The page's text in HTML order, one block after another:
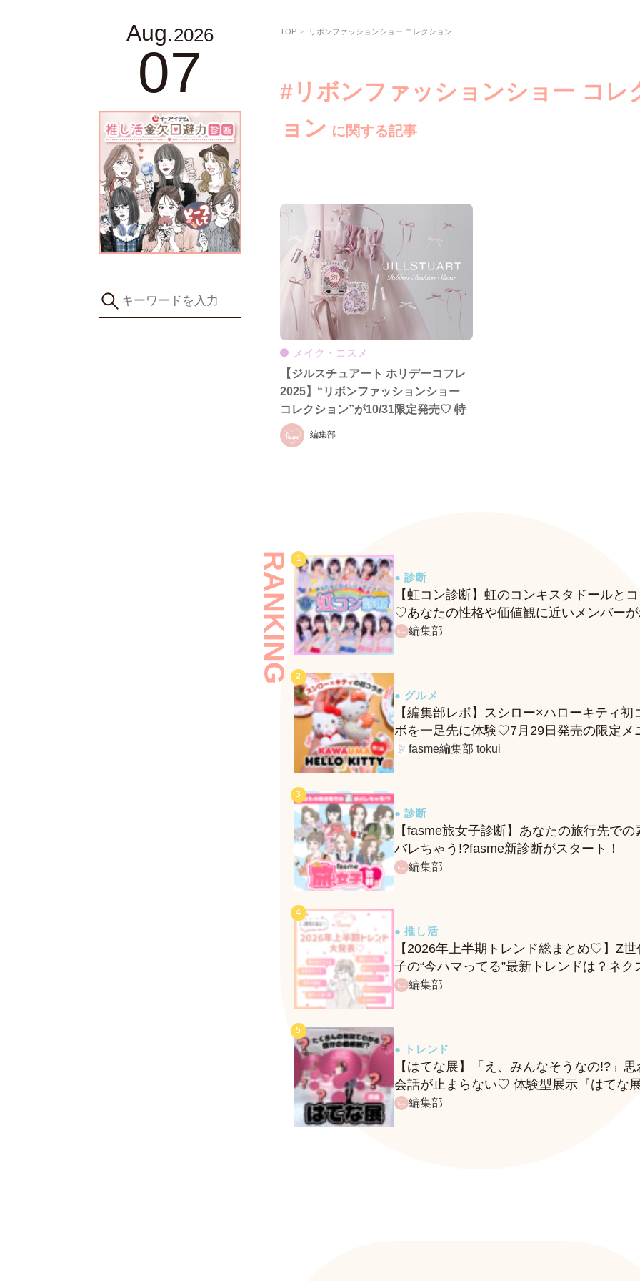
Aug.2026
07
TOP リボンファッションショー コレクション
#リボンファッションショー コレ
ョン に関する記事
編集部
メイク・コスメ
【ジルスチュアート ホリデーコフレ
2025】“リボンファッションショー
コレクション”が10/31限定発売♡ 特
別な日を彩る華やかコスメが登場！
RANKING ● 診断
【虹コン診断】虹のコンキスタドールと
♡あなたの性格や価値観に近いメンバー
る、fasmeの新診断がスタート！
編集部
● グルメ
【編集部レポ】スシロー×ハローキティ初
ボを一足先に体験♡7月29日発売の限定メ
ー＆グッズをレポ！
fasme編集部 tokui
● 診断
【fasme旅女子診断】あなたの旅行先での
バレちゃう!?fasme新診断がスタート！
編集部
● 推し活
【2026年上半期トレンド総まとめ♡】Z世
子の“今ハマってる”最新トレンドは？ネク
バズ予報もチェック♪
編集部
● トレンド
【はてな展】「え、みんなそうなの!?」思
会話が止まらない♡ 体験型展示『はてな展
に行ってきたレポ
編集部